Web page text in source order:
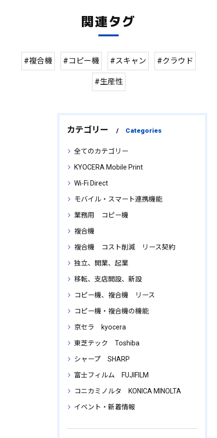
関連タグ
#複合機 #コピー機 #スキャン #クラウド
#生産性
カテゴリー Categories
全てのカテゴリー
KYOCERA Mobile Print
Wi‑Fi Direct
モバイル・スマート連携機能
業務用 コピー機
複合機
複合機 コスト削減 リース契約
独立、開業、起業
移転、支店開設、新設
コピー機、複合機 リース
コピー機・複合機の機能
京セラ kyocera
東芝テック Toshiba
シャープ SHARP
富士フィルム FUJIFILM
コニカミノルタ KONICA MINOLTA
イベント・新着情報